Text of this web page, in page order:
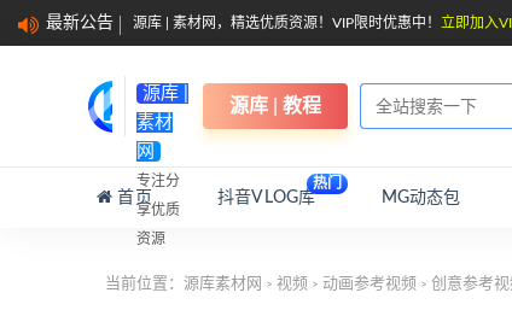
最新公告 源库 | 素材网，精选优质资源！VIP限时优惠中！ 立即加入
源库 |
素材
网
专注分
享优质
资源
源库 | 教程
首页 抖音VLOG库
热门
MG动态包
当前位置： 源库素材网 > 视频 > 动画参考视频 > 创意参考